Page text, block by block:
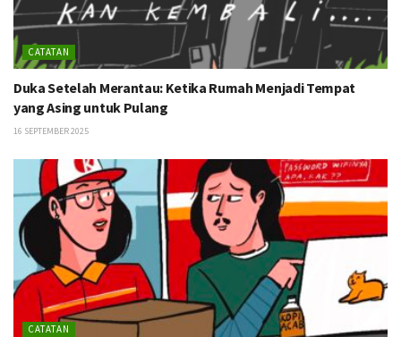
CATATAN
Duka Setelah Merantau: Ketika Rumah Menjadi Tempat
yang Asing untuk Pulang
16 SEPTEMBER 2025
CATATAN